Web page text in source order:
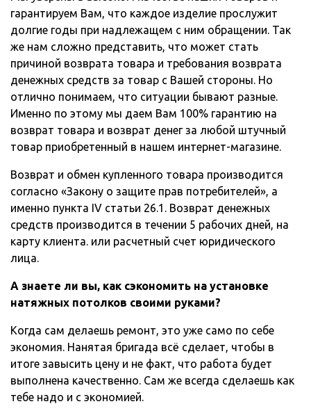
гарантируем Вам, что каждое изделие прослужит
долгие годы при надлежащем с ним обращении. Так
же нам сложно представить, что может стать
причиной возврата товара и требования возврата
денежных средств за товар с Вашей стороны. Но
отлично понимаем, что ситуации бывают разные.
Именно по этому мы даем Вам 100% гарантию на
возврат товара и возврат денег за любой штучный
товар приобретенный в нашем интернет-магазине.
Возврат и обмен купленного товара производится
согласно «Закону о защите прав потребителей», а
именно пункта IV статьи 26.1. Возврат денежных
средств производится в течении 5 рабочих дней, на
карту клиента. или расчетный счет юридического
лица.
А знаете ли вы, как сэкономить на установке
натяжных потолков своими руками?
Когда сам делаешь ремонт, это уже само по себе
экономия. Нанятая бригада всё сделает, чтобы в
итоге завысить цену и не факт, что работа будет
выполнена качественно. Сам же всегда сделаешь как
тебе надо и с экономией.